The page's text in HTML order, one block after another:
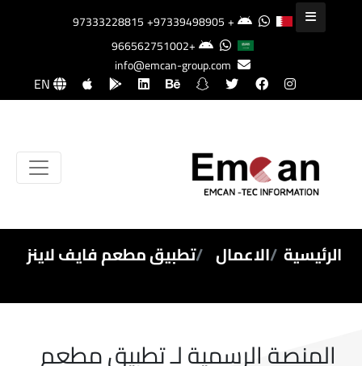
+97333228815
+97339498905
+966562751002
info@emcan-group.com
EN
الرئيسية الاعمال تطبيق مطعم فايف لاينز
المنصة الرسمية لـ تطبيق مطعم